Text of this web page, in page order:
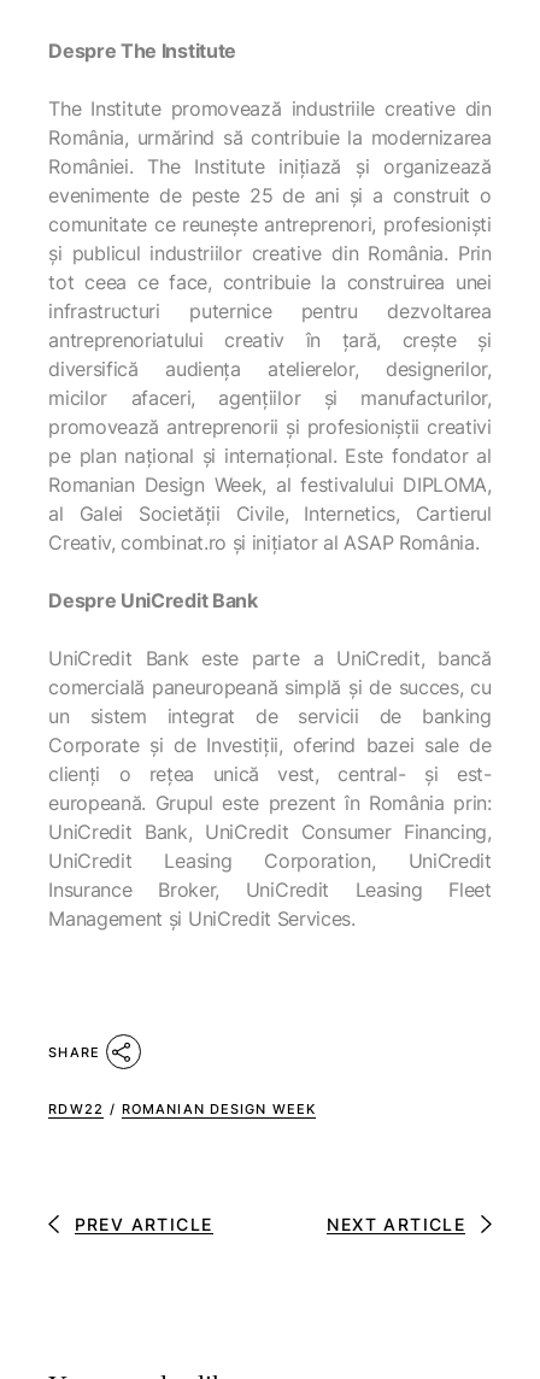
Despre The Institute
The Institute promovează industriile creative din
România, urmărind să contribuie la modernizarea
României. The Institute inițiază și organizează
evenimente de peste 25 de ani și a construit o
comunitate ce reunește antreprenori, profesioniști
și publicul industriilor creative din România. Prin
tot ceea ce face, contribuie la construirea unei
infrastructuri puternice pentru dezvoltarea
antreprenoriatului creativ în țară, crește și
diversifică audiența atelierelor, designerilor,
micilor afaceri, agențiilor și manufacturilor,
promovează antreprenorii și profesioniștii creativi
pe plan național și internațional. Este fondator al
Romanian Design Week, al festivalului DIPLOMA,
al Galei Societății Civile, Internetics, Cartierul
Creativ, combinat.ro și inițiator al ASAP România.
Despre UniCredit Bank
UniCredit Bank este parte a UniCredit, bancă
comercială paneuropeană simplă și de succes, cu
un sistem integrat de servicii de banking
Corporate și de Investiții, oferind bazei sale de
clienți o rețea unică vest, central- și est-
europeană. Grupul este prezent în România prin:
UniCredit Bank, UniCredit Consumer Financing,
UniCredit Leasing Corporation, UniCredit
Insurance Broker, UniCredit Leasing Fleet
Management şi UniCredit Services.
SHARE
RDW22 / ROMANIAN DESIGN WEEK
PREV ARTICLE NEXT ARTICLE